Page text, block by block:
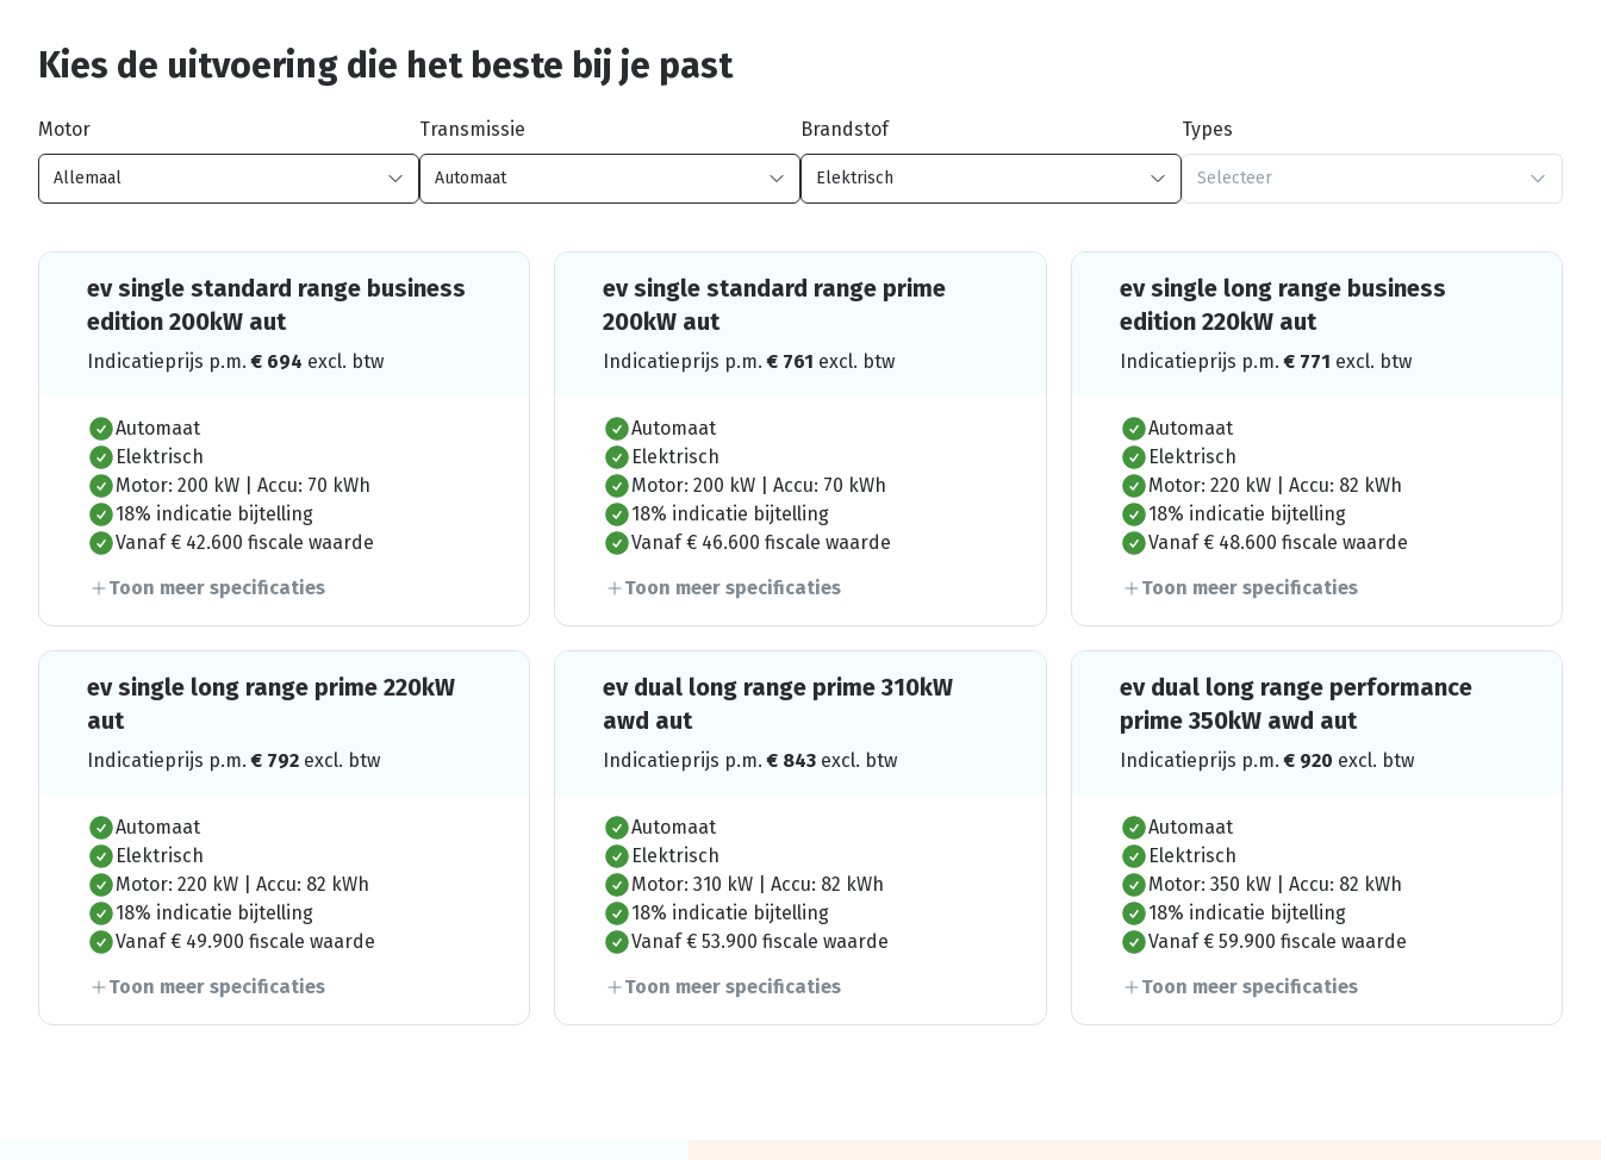
Kies de uitvoering die het beste bij je past
Motor Transmissie Brandstof Types
Selecteer
ev single standard range business
edition 200kW aut
Indicatieprijs p.m.€ 694 excl. btw
Automaat
Elektrisch
Motor: 200 kW | Accu: 70 kWh
18% indicatie bijtelling
Vanaf € 42.600 fiscale waarde
Toon meer specificaties
ev single standard range prime
200kW aut
Indicatieprijs p.m.€ 761 excl. btw
Automaat
Elektrisch
Motor: 200 kW | Accu: 70 kWh
18% indicatie bijtelling
Vanaf € 46.600 fiscale waarde
Toon meer specificaties
ev single long range business
edition 220kW aut
Indicatieprijs p.m.€ 771 excl. btw
Automaat
Elektrisch
Motor: 220 kW | Accu: 82 kWh
18% indicatie bijtelling
Vanaf € 48.600 fiscale waarde
Toon meer specificaties
ev single long range prime 220kW
aut
Indicatieprijs p.m.€ 792 excl. btw
Automaat
Elektrisch
Motor: 220 kW | Accu: 82 kWh
18% indicatie bijtelling
Vanaf € 49.900 fiscale waarde
Toon meer specificaties
ev dual long range prime 310kW
awd aut
Indicatieprijs p.m.€ 843 excl. btw
Automaat
Elektrisch
Motor: 310 kW | Accu: 82 kWh
18% indicatie bijtelling
Vanaf € 53.900 fiscale waarde
Toon meer specificaties
ev dual long range performance
prime 350kW awd aut
Indicatieprijs p.m.€ 920 excl. btw
Automaat
Elektrisch
Motor: 350 kW | Accu: 82 kWh
18% indicatie bijtelling
Vanaf € 59.900 fiscale waarde
Toon meer specificaties